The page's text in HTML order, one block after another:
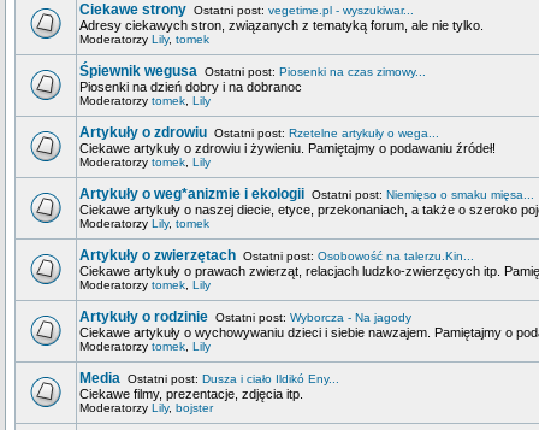
Ciekawe strony Ostatni post: vegetime.pl - wyszukiwar...
Adresy ciekawych stron, związanych z tematyką forum, ale nie tylko.
Moderatorzy Lily, tomek
Śpiewnik wegusa Ostatni post: Piosenki na czas zimowy...
Piosenki na dzień dobry i na dobranoc
Moderatorzy tomek Lily
Artykuły o zdrowiu Ostatni post: Rzetelne artykuły o wega...
Ciekawe artykuły o zdrowiu i żywieniu. Pamiętajmy o podawaniu źródeł!
Moderatorzy tomek Lily
Artykuły o weg*anizmie i ekologii Ostatni post: Niemięso o smaku mięsa...
Ciekawe artykuły o naszej diecie, etyce, przekonaniach, a także o szeroko
Moderatorzy Lily, tomek
Artykuły o zwierzętach Ostatni post: Osobowość na talerzu.Kin...
Ciekawe artykuły o prawach zwierząt, relacjach ludzko-zwierzęcych itp.
Moderatorzy tomek Lily
Artykuły o rodzinie Ostatni post: Wyborcza - Na jagody
Ciekawe artykuły o wychowywaniu dzieci i siebie nawzajem. Pamiętajmy o
Moderatorzy tomek Lily
Media Ostatni post: Dusza i ciało Ildikó Eny...
Ciekawe filmy, prezentacje, zdjęcia itp.
Moderatorzy Lily, bojster